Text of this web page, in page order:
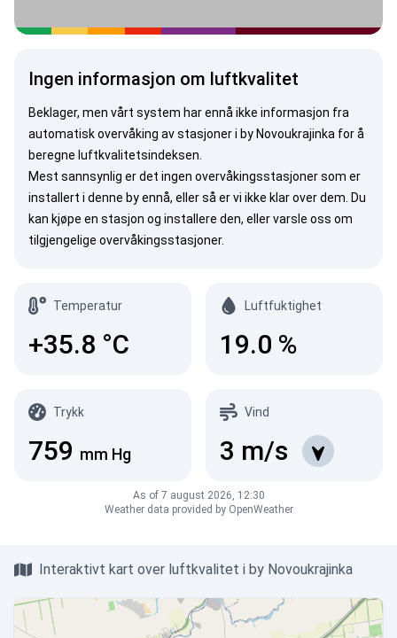
Ingen informasjon om luftkvalitet
Beklager, men vårt system har ennå ikke informasjon fra
automatisk overvåking av stasjoner i by Novoukrajinka for å
beregne luftkvalitetsindeksen.
Mest sannsynlig er det ingen overvåkingsstasjoner som er
installert i denne by ennå, eller så er vi ikke klar over dem. Du
kan kjøpe en stasjon og installere den, ellervarsle oss om
tilgjengelige overvåkingsstasjoner.
Temperatur
+35.8 °C
Luftfuktighet
19.0 %
Trykk
759 mm Hg
Vind
3 m/s
As of 7 august 2026, 12:30
Weather data provided by OpenWeather
Interaktivt kart over luftkvalitet i by Novoukrajinka